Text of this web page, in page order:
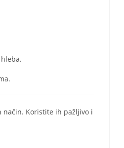
Koristite ih pažljivo i